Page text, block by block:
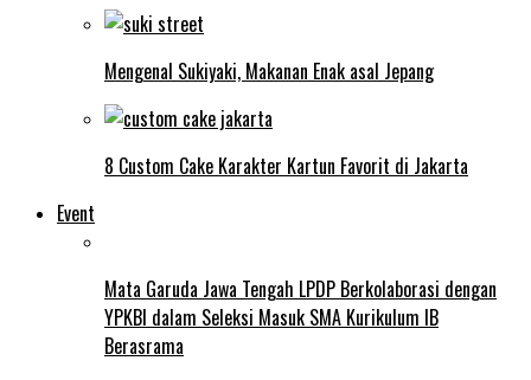
Mengenal Sukiyaki, Makanan Enak asal Jepang
8 Custom Cake Karakter Kartun Favorit di Jakarta
Event
Mata Garuda Jawa Tengah LPDP Berkolaborasi dengan
YPKBI dalam Seleksi Masuk SMA Kurikulum IB
Berasrama